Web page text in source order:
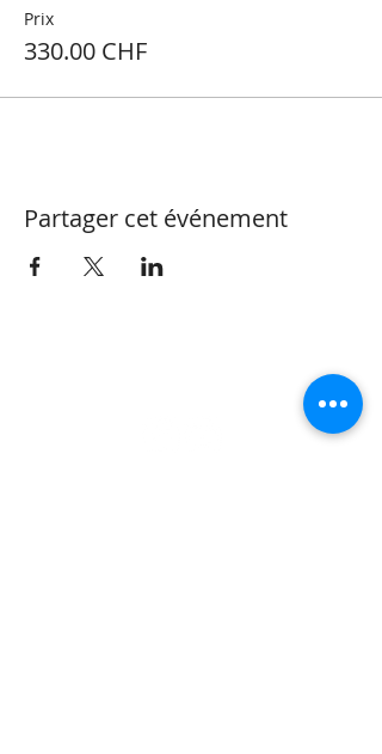
Prix
330.00 CHF
Partager cet événement